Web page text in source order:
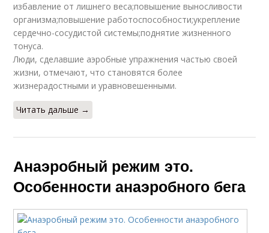
избавление от лишнего веса;повышение выносливости
организма;повышение работоспособности;укрепление
сердечно-сосудистой системы;поднятие жизненного
тонуса.
Люди, сделавшие аэробные упражнения частью своей
жизни, отмечают, что становятся более
жизнерадостными и уравновешенными.
Читать дальше →
Анаэробный режим это.
Особенности анаэробного бега